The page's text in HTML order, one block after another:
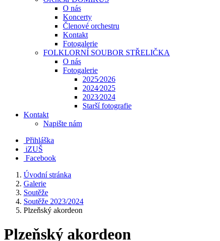
O nás
Koncerty
Členové orchestru
Kontakt
Fotogalerie
FOLKLORNÍ SOUBOR STŘELIČKA
O nás
Fotogalerie
2025⁄2026
2024⁄2025
2023⁄2024
Starší fotografie
Kontakt
Napište nám
Přihláška
iZUŠ
Facebook
Úvodní stránka
Galerie
Soutěže
Soutěže 2023/2024
Plzeňský akordeon
Plzeňský akordeon